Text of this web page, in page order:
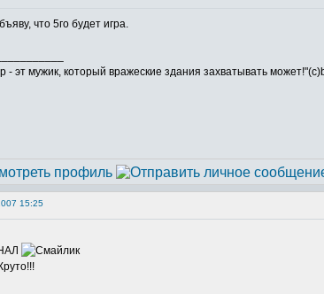
что 5го будет игра.
- эт мужик, который вражеские здания захватывать
15:25